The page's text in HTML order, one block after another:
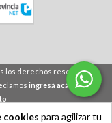
cookies para agilizar tu
los derechos reservados.
ingresá acá.